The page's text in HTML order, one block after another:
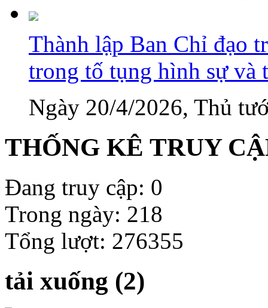
Thành lập Ban Chỉ đạo
trong tố tụng hình sự và
Ngày 20/4/2026, Thủ
THỐNG KÊ TRUY
Đang truy cập: 0
Trong ngày: 218
Tổng lượt: 276355
tải xuống (2)